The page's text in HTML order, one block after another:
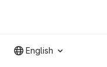
English